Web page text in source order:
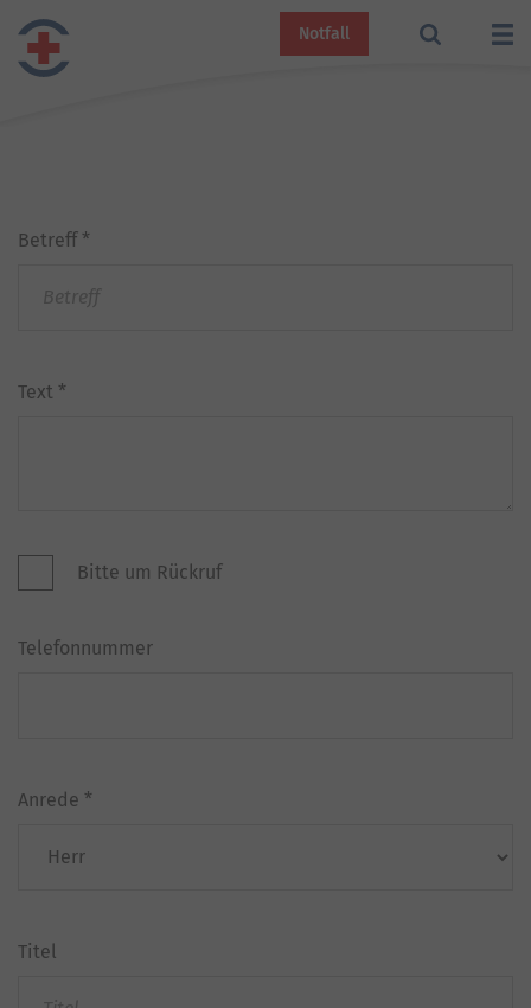
Notfall
Betreff *
Text *
Bitte um Rückruf
Telefonnummer
Anrede *
Titel